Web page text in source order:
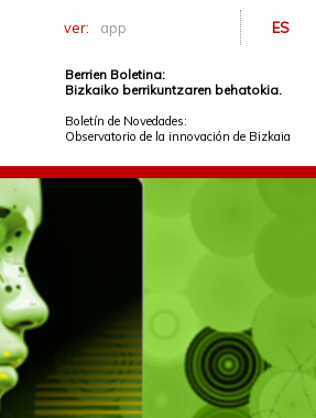
ver: app ES
Berrien Boletina:
Bizkaiko berrikuntzaren behatokia.
Boletín de Novedades:
Observatorio de la innovación de Bizkaia